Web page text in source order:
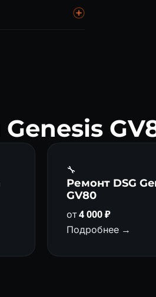
🔧
Ремонт DSG
GV80
от4 000 ₽
Подробнее →